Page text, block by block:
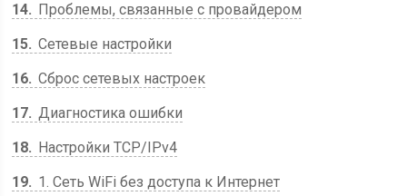
14
Проблемы, связанные с провайдером
15 Сетевые настройки
16 Сброс сетевых настроек
17 Диагностика ошибки
18
Настройки TCP/IPv4
19
1. Сеть WiFi без доступа к Интернет